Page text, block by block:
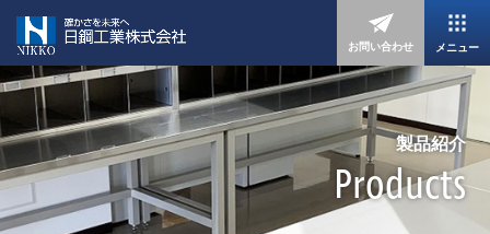
お問い合わせ メニュー
製品紹介
Products